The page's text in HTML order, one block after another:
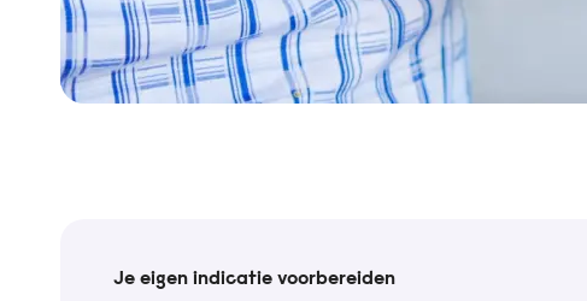
Je eigen indicatie voorbereiden